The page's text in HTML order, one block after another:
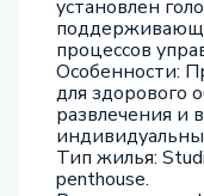
установлен
процессов
Особенности:
для здорового
развлечения и
Тип жилья:
penthouse.